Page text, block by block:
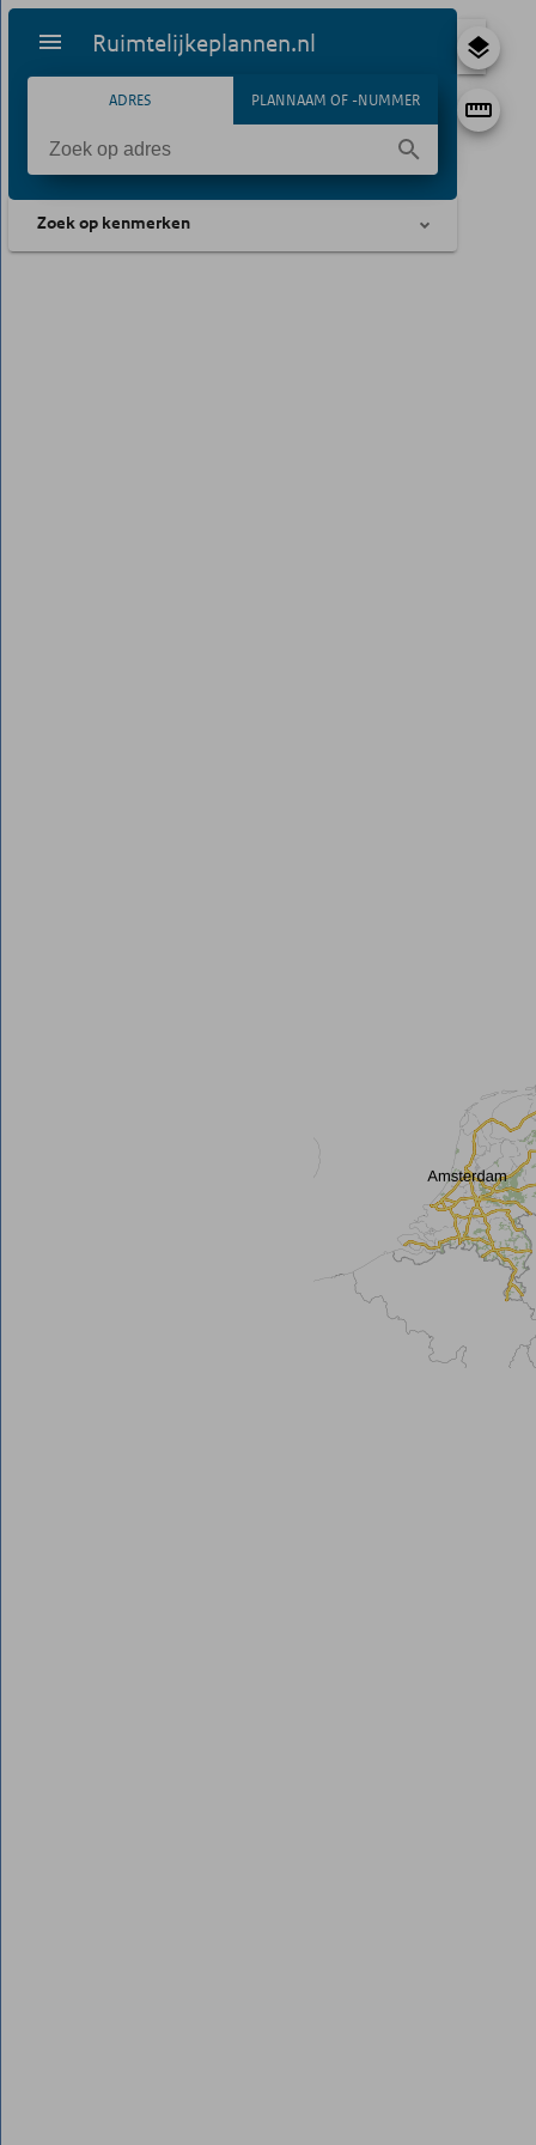
Ruimtelijkeplannen.nl
ADRES PLANNAAM OF -NUMMER
Zoek op kenmerken